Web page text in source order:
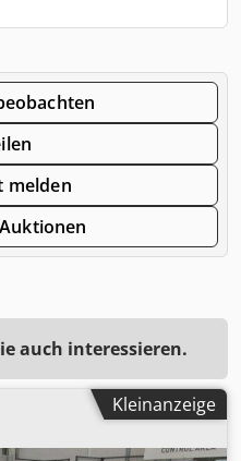
melden
auch interessieren.
Kleinanzeige